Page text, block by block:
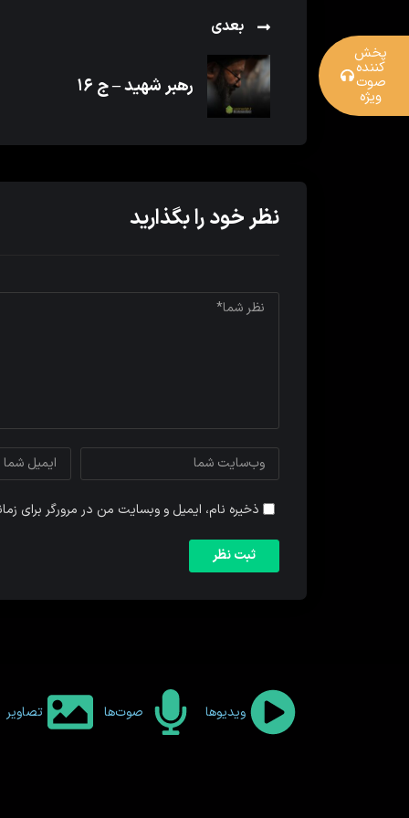
بعدی
رهبر شهید – ج ۱۶
نظر خود را بگذارید
ذخیره نام، ایمیل و وبسایت من در مرورگر برای
ویدیوها صوت‌ها تصاویر
پخش
کننده
صوت
ویژه